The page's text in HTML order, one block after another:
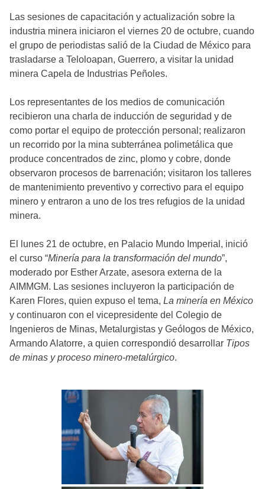
Las sesiones de capacitación y actualización sobre la
industria minera iniciaron el viernes 20 de octubre, cuando
el grupo de periodistas salió de la Ciudad de México para
trasladarse a Teloloapan, Guerrero, a visitar la unidad
minera Capela de Industrias Peñoles.
Los representantes de los medios de comunicación
recibieron una charla de inducción de seguridad y de
como portar el equipo de protección personal; realizaron
un recorrido por la mina subterránea polimetálica que
produce concentrados de zinc, plomo y cobre, donde
observaron procesos de barrenación; visitaron los talleres
de mantenimiento preventivo y correctivo para el equipo
minero y entraron a uno de los tres refugios de la unidad
minera.
El lunes 21 de octubre, en Palacio Mundo Imperial, inició
el curso “Minería para la transformación del mundo”,
moderado por Esther Arzate, asesora externa de la
AIMMGM. Las sesiones incluyeron la participación de
Karen Flores, quien expuso el tema, La minería en México
y continuaron con el vicepresidente del Colegio de
Ingenieros de Minas, Metalurgistas y Geólogos de México,
Armando Alatorre, a quien correspondió desarrollar Tipos
de minas y proceso minero-metalúrgico.